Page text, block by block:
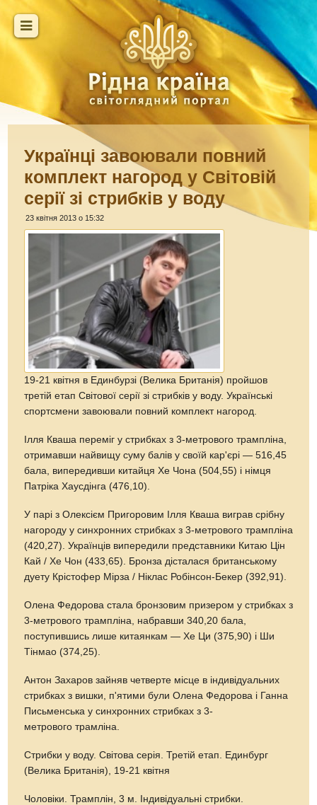
Українці завоювали повний
комплект нагород у Світовій
серії зі стрибків у воду
23 квітня 2013 о 15:32
19-21 квітня в Единбурзі (Велика Британія) пройшов
третій етап Світової серії зі стрибків у воду. Українські
спортсмени завоювали повний комплект нагород.
Ілля Кваша переміг у стрибках з 3-метрового трампліна,
отримавши найвищу суму балів у своїй кар'єрі — 516,45
бала, випередивши китайця Хе Чона (504,55) і німця
Патріка Хаусдінга (476,10).
У парі з Олексієм Пригоровим Ілля Кваша виграв срібну
нагороду у синхронних стрибках з 3-метрового трампліна
(420,27). Українців випередили представники Китаю Цін
Кай / Хе Чон (433,65). Бронза дісталася британському
дуету Крістофер Мірза / Ніклас Робінсон-Бекер (392,91).
Олена Федорова стала бронзовим призером у стрибках з
3-метрового трампліна, набравши 340,20 бала,
поступившись лише китаянкам — Хе Ци (375,90) і Ши
Тінмао (374,25).
Антон Захаров зайняв четверте місце в індивідуальних
стрибках з вишки, п'ятими були Олена Федорова і Ганна
Письменська у синхронних стрибках з 3-
метрового трамліна.
Стрибки у воду. Світова серія. Третій етап. Единбург
(Велика Британія), 19-21 квітня
Чоловіки. Трамплін, 3 м. Індивідуальні стрибки.